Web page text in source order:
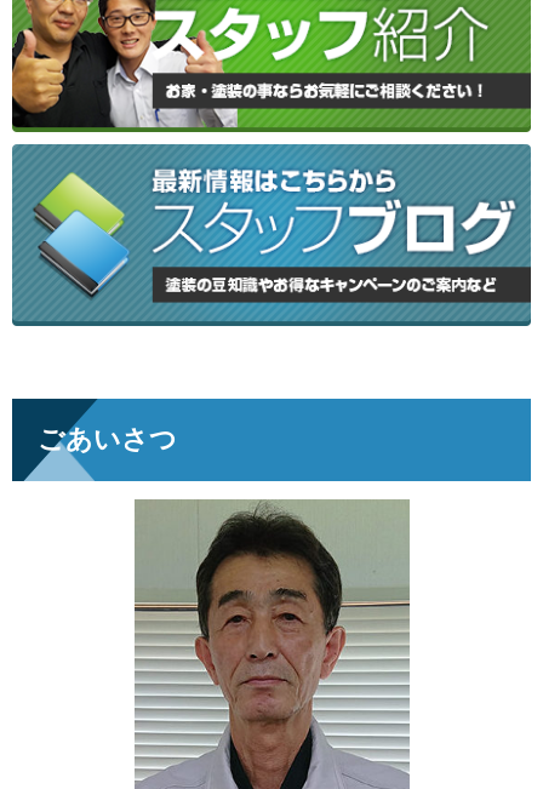
ごあいさつ